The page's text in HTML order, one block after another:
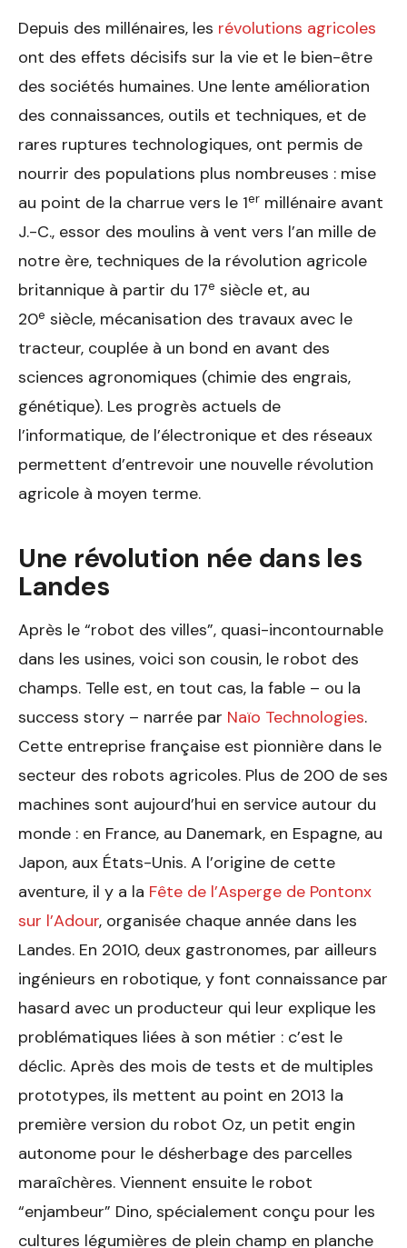
Depuis des millénaires, les révolutions agricoles
ont des effets décisifs sur la vie et le bien-être
des sociétés humaines. Une lente amélioration
des connaissances, outils et techniques, et de
rares ruptures technologiques, ont permis de
nourrir des populations plus nombreuses : mise
au point de la charrue vers le 1er millénaire avant
J.-C., essor des moulins à vent vers l’an mille de
notre ère, techniques de la révolution agricole
britannique à partir du 17e siècle et, au
20e siècle, mécanisation des travaux avec le
tracteur, couplée à un bond en avant des
sciences agronomiques (chimie des engrais,
génétique). Les progrès actuels de
l’informatique, de l’électronique et des réseaux
permettent d’entrevoir une nouvelle révolution
agricole à moyen terme.
Une révolution née dans les
Landes
Après le “robot des villes”, quasi-incontournable
dans les usines, voici son cousin, le robot des
champs. Telle est, en tout cas, la fable – ou la
success story – narrée par Naïo Technologies.
Cette entreprise française est pionnière dans le
secteur des robots agricoles. Plus de 200 de ses
machines sont aujourd’hui en service autour du
monde : en France, au Danemark, en Espagne, au
Japon, aux États-Unis. A l’origine de cette
aventure, il y a la Fête de l’Asperge de Pontonx
sur l’Adour, organisée chaque année dans les
Landes. En 2010, deux gastronomes, par ailleurs
ingénieurs en robotique, y font connaissance par
hasard avec un producteur qui leur explique les
problématiques liées à son métier : c’est le
déclic. Après des mois de tests et de multiples
prototypes, ils mettent au point en 2013 la
première version du robot Oz, un petit engin
autonome pour le désherbage des parcelles
maraîchères. Viennent ensuite le robot
“enjambeur” Dino, spécialement conçu pour les
cultures légumières de plein champ en planche